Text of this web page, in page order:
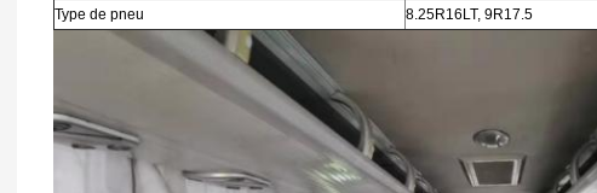
Type de pneu
8.25R16LT, 9R17.5